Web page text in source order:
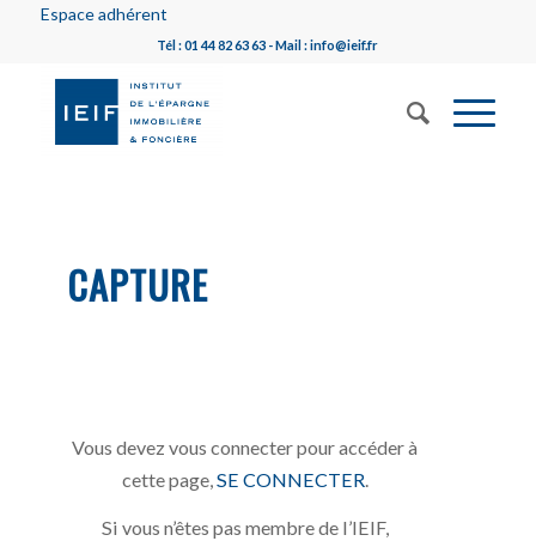
Espace adhérent
Tél : 01 44 82 63 63 - Mail : info@ieif.fr
CAPTURE
Vous devez vous connecter pour accéder à
cette page, SE CONNECTER
Si vous n’êtes pas membre de l’IEIF,